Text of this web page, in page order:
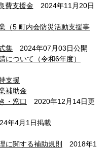
費支援金 2024年11月20日
（5 町内会防災活動支援事
集 2024年07月03日公開
について（令和6年度）
支援
補助金
・窓口
2020年12月14日更
年4月1日掲載
に関する補助規則 2018年1